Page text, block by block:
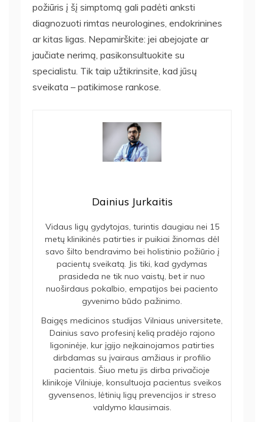
požiūris į šį simptomą gali padėti anksti
diagnozuoti rimtas neurologines, endokrinines
ar kitas ligas. Nepamirškite: jei abejojate ar
jaučiate nerimą, pasikonsultuokite su
specialistu. Tik taip užtikrinsite, kad jūsų
sveikata – patikimose rankose.
Dainius Jurkaitis
Vidaus ligų gydytojas, turintis daugiau nei 15
metų klinikinės patirties ir puikiai žinomas dėl
savo šilto bendravimo bei holistinio požiūrio į
pacientų sveikatą. Jis tiki, kad gydymas
prasideda ne tik nuo vaistų, bet ir nuo
nuoširdaus pokalbio, empatijos bei paciento
gyvenimo būdo pažinimo.
Baigęs medicinos studijas Vilniaus universitete,
Dainius savo profesinį kelią pradėjo rajono
ligoninėje, kur įgijo neįkainojamos patirties
dirbdamas su įvairaus amžiaus ir profilio
pacientais. Šiuo metu jis dirba privačioje
klinikoje Vilniuje, konsultuoja pacientus sveikos
gyvensenos, lėtinių ligų prevencijos ir streso
valdymo klausimais.